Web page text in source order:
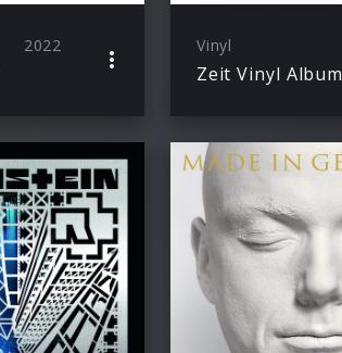
2022 Vinyl
Zeit Vinyl Album